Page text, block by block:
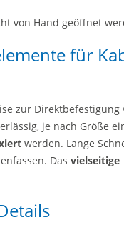
von Hand geöffnet
für
zur Direktbefestigung
je nach Größe
werden. Lange
Das vielseitige